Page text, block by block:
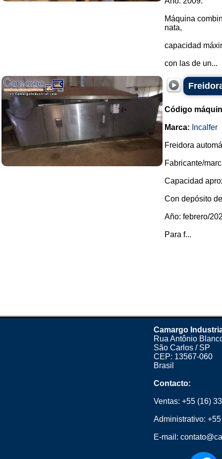
Máquina
nata,
capacidad
con las de un...
Código
Marca: Incalfer
Freidora
Fabricante/
Capacidad
Con depósito
Año: febrero/
Para f...
Camargo
Rua Antônio
São Carlos / SP
CEP: 13567-060
Brasil
Contacto:
Ventas: +55 (16)
Administrativo:
E-mail: